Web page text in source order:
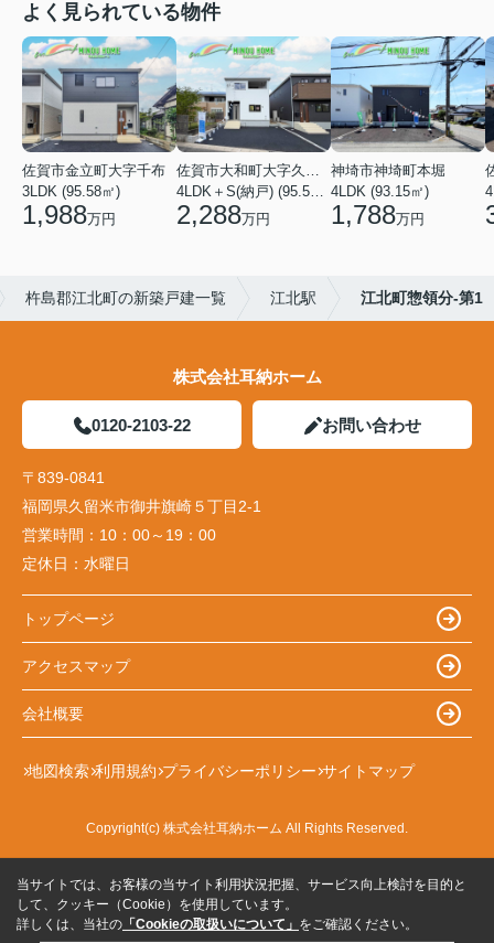
よく見られている物件
佐賀市金立町大字千布
3LDK (95.58㎡)
1,988万円
佐賀市大和町大字久池井
4LDK＋S(納戸) (95.58㎡)
2,288万円
神埼市神埼町本堀
4LDK (93.15㎡)
1,788万円
杵島郡江北町の新築戸建一覧 江北駅 江北町惣領分-第1
株式会社耳納ホーム
0120-2103-22 お問い合わせ
〒839-0841
福岡県久留米市御井旗崎５丁目2-1
営業時間： 10：00～19：00
定休日： 水曜日
トップページ
アクセスマップ
会社概要
地図検索 利用規約 プライバシーポリシー サイトマップ
Copyright(c) 株式会社耳納ホーム All Rights Reserved.
当サイトでは、お客様の当サイト利用状況把握、サービス向上検討を目的と
して、クッキー（Cookie）を使用しています。
詳しくは、当社の 「Cookieの取扱いについて」 をご確認ください。